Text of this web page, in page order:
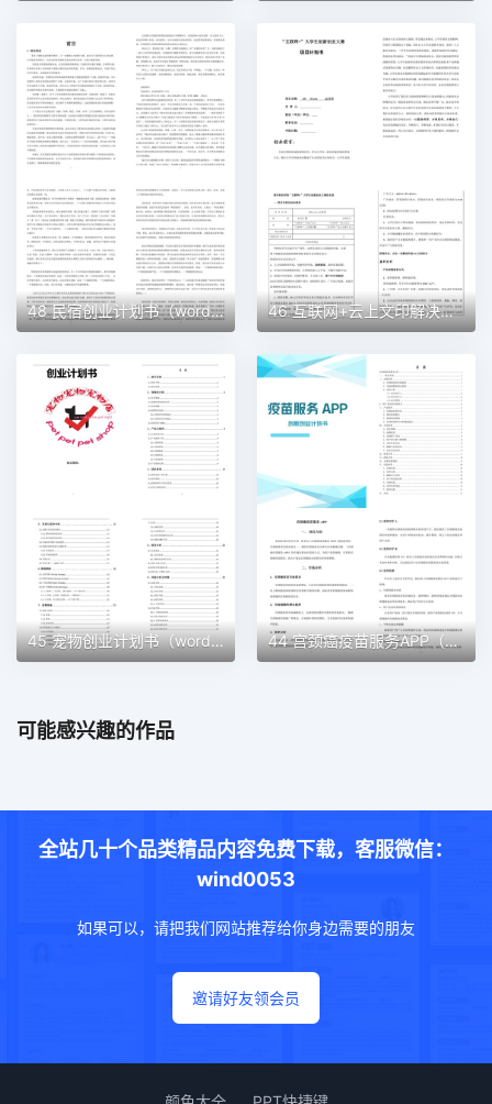
48 民宿创业计划书（word＋ppt配套）创业计划书word模板 46 互联网+云上文印解决方案创业计划书（word＋ppt配套）创业计划书word模板
45 宠物创业计划书（word＋ppt配套）创业计划书word模板 44 宫颈癌疫苗服务APP（word＋ppt配套）创业计划书word模板
可能感兴趣的作品
全站几十个品类精品内容免费下载，客服微信：
wind0053
如果可以，请把我们网站推荐给你身边需要的朋友
邀请好友领会员